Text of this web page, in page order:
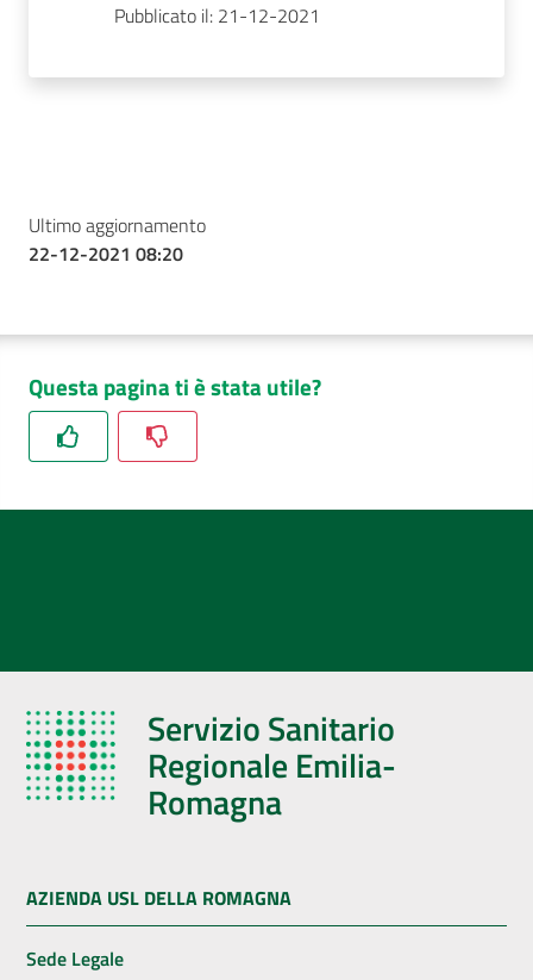
Pubblicato il: 21-12-2021
Ultimo aggiornamento
22-12-2021 08:20
Questa pagina ti è stata utile?
Servizio Sanitario
Regionale Emilia-
Romagna
AZIENDA USL DELLA ROMAGNA
Sede Legale